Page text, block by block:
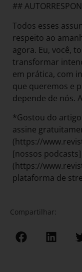
##
Todos esses
respeito ao
agora. Eu, você,
transformar
em prática, com
que queremos e
depende de nós.
*Gostou do artigo
assine
(https://
[nossos podcasts]
(https://
plataforma de
Compartilhar: